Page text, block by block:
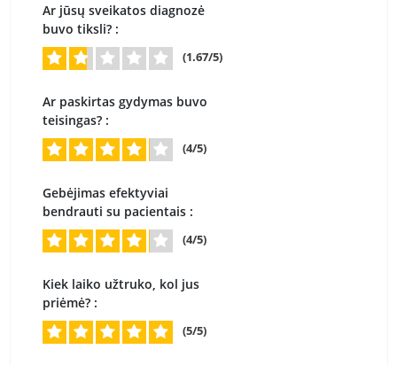
Ar jūsų sveikatos diagnozė
buvo tiksli? :
(1.67/5)
Ar paskirtas gydymas buvo
teisingas? :
(4/5)
Gebėjimas efektyviai
bendrauti su pacientais :
(4/5)
Kiek laiko užtruko, kol jus
priėmė? :
(5/5)